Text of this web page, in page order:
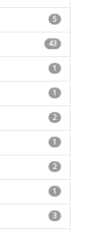
5
43
1
1
2
1
2
1
3